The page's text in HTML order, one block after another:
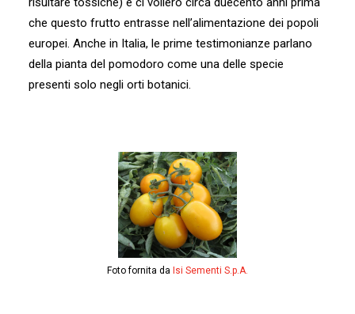
che questo frutto entrasse nell’alimentazione dei popoli
europei. Anche in Italia, le prime testimonianze parlano
della pianta del pomodoro come una delle specie
presenti solo negli orti botanici.
Foto fornita da Isi Sementi S.p.A.